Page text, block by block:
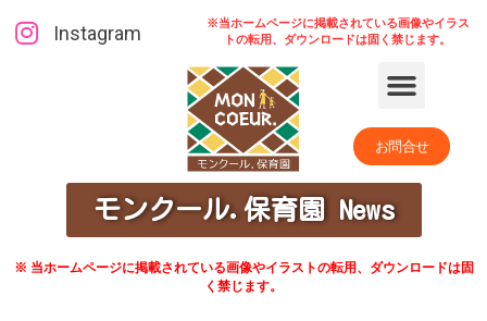
Instagram
※当ホームページに掲載されている画像やイラス
トの転用、ダウンロードは固く禁じます。
お問合せ
モンクール.保育園 News
※ 当ホームページに掲載されている画像やイラストの転用、ダウンロードは固
く禁じます。